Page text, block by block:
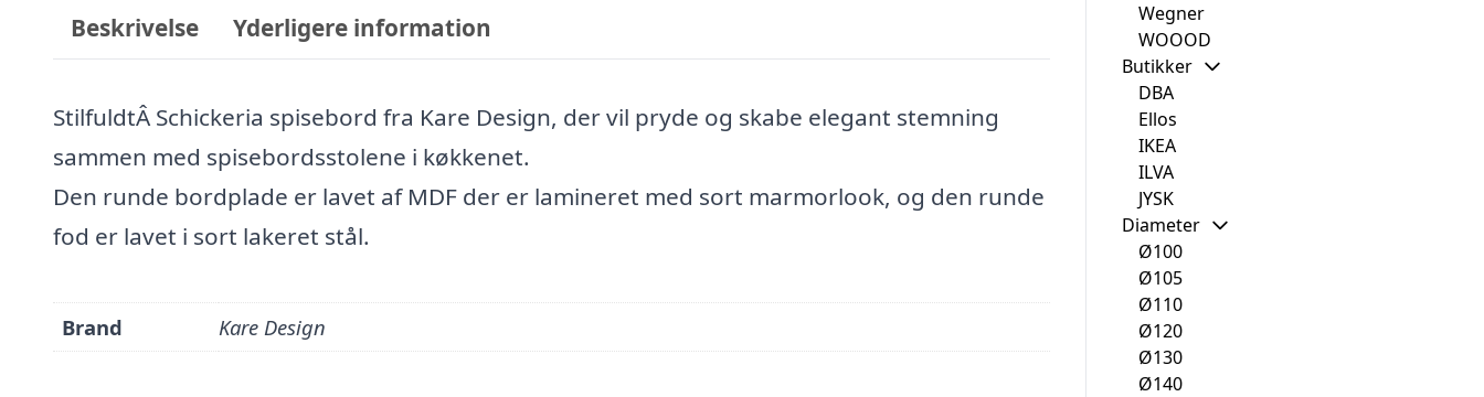
Beskrivelse Yderligere information
StilfuldtÂ Schickeria spisebord fra Kare Design, der vil pryde og skabe elegant stemning
sammen med spisebordsstolene i køkkenet.
Den runde bordplade er lavet af MDF der er lamineret med sort marmorlook, og den runde
fod er lavet i sort lakeret stål.
Brand Kare Design
Wegner
WOOOD
Butikker
DBA
Ellos
IKEA
ILVA
JYSK
Diameter
Ø100
Ø105
Ø110
Ø120
Ø130
Ø140